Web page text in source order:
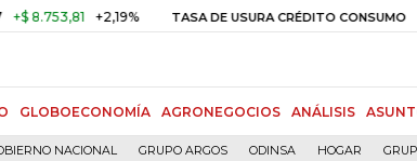
+2,19% TASA DE USURA CRÉDITO CONSUMO 29,66%
GLOBOECONOMÍA AGRONEGOCIOS ANÁLISIS
NACIONAL GRUPO ARGOS ODINSA HOGAR